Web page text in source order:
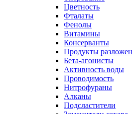
Цветность
Фталаты
Фенолы
Витамины
Консерванты
Продукты
Бета-агонисты
Активность воды
Проводимость
Нитрофураны
Алканы
Подсластители